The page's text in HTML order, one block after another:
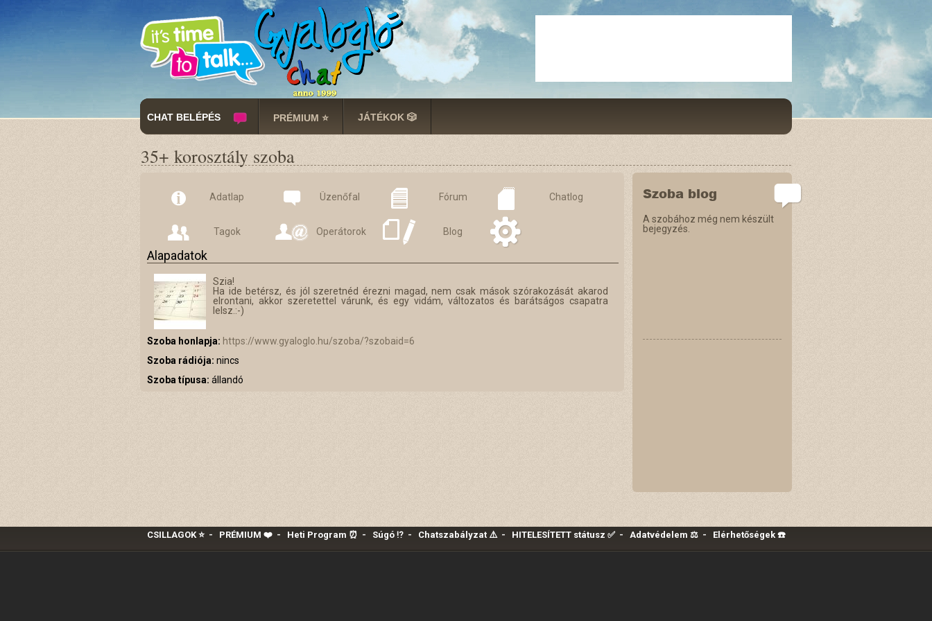
CHAT BELÉPÉS PRÉMIUM ⭐ JÁTÉKOK 🎲
35+ korosztály szoba
Adatlap Üzenőfal Fórum Chatlog
Tagok Operátorok Blog
Alapadatok
Szia!
Ha ide betérsz, és jól szeretnéd érezni magad, nem csak mások szórakozását akarod
elrontani, akkor szeretettel várunk, és egy vidám, változatos és barátságos csapatra
lelsz.:-)
Szoba honlapja: https://www.gyaloglo.hu/szoba/?szobaid=6
Szoba rádiója: nincs
Szoba típusa: állandó
Szoba blog
A szobához még nem készült
bejegyzés.
CSILLAGOK ⭐- PRÉMIUM ❤️‍- Heti Program ⏰ - Súgó ⁉️- Chatszabályzat ⚠️- HITELESÍTETT státusz ✅- Adatvédelem ⚖️- Elérhetőségek ☎️